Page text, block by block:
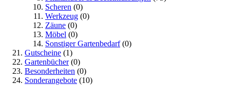
Scheren (0)
Werkzeug (0)
Zäune (0)
Möbel (0)
Sonstiger Gartenbedarf(0)
Gutscheine (1)
Gartenbücher(0)
Besonderheiten (0)
Sonderangebote (10)